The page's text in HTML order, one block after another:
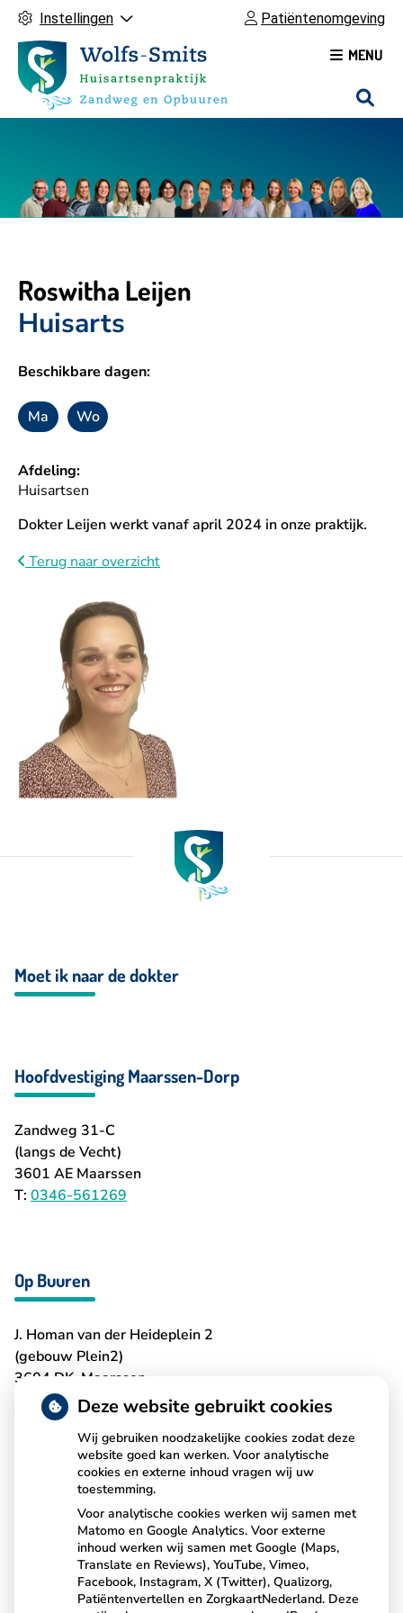
Instellingen Patiëntenomgeving
H
o
d
m
MENU
Roswitha Leijen
Huisarts
Beschikbare dagen:
Maandag
Ma Woensdag
Wo
Afdeling:
Huisartsen
Dokter Leijen werkt vanaf april 2024 in onze praktijk.
Terug naar overzicht
Moet ik naar de dokter
Hoofdvestiging Maarssen-Dorp
Zandweg 31-C
(langs de Vecht)
3601 AE Maarssen
T: 0346-561269
Op Buuren
J. Homan van der Heideplein 2
(gebouw Plein2)
3604 DK Maarssen
0346-561269
Uw toestemming EPD
Online toestemming voor gebruik Elektronisch Patiënten
Dossier (EPD)? ... Dat kan, u kunt het regelen via de
Deze website gebruikt cookies
Wij gebruiken noodzakelijke cookies zodat deze
website goed kan werken. Voor analytische
cookies en externe inhoud vragen wij uw
toestemming.
Voor analytische cookies werken wij samen met
Matomo en Google Analytics. Voor externe
inhoud werken wij samen met Google (Maps,
Translate en Reviews), YouTube, Vimeo,
Facebook, Instagram, X (Twitter), Qualizorg,
Patiëntenvertellen en ZorgkaartNederland. Deze